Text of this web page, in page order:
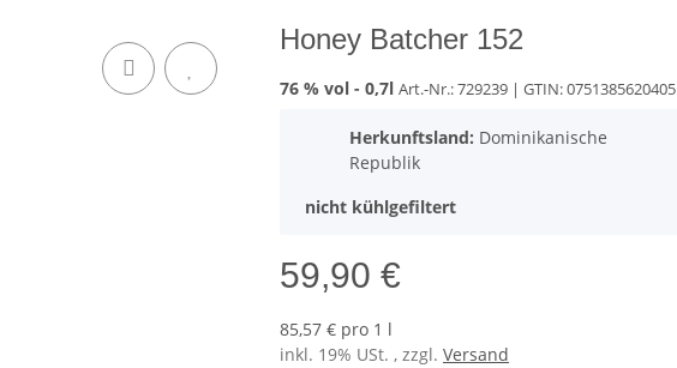
Honey Batcher 152
76 % vol - 0,7l Art.-Nr.: 729239 | GTIN:0751385620405
Herkunftsland: Dominikanische
Republik
nicht kühlgefiltert
59,90 €
85,57 € pro 1 l
inkl. 19% USt. , zzgl. Versand